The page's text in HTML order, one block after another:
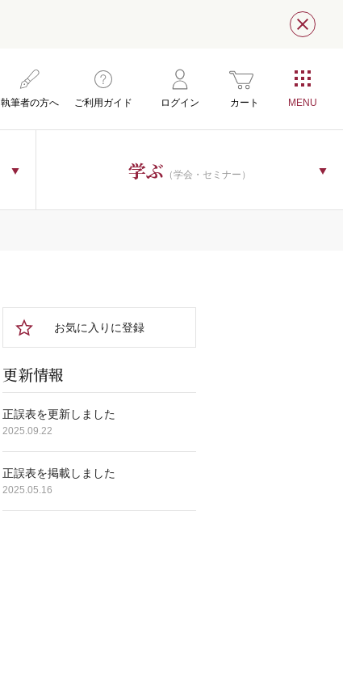
閉じ
執筆者の方へ ご利用ガイド ログイン カート
学ぶ （学会・セミナー）
お気に入りに登録
更新情報
正誤表を更新しました
2025.09.22
正誤表を掲載しました
2025.05.16